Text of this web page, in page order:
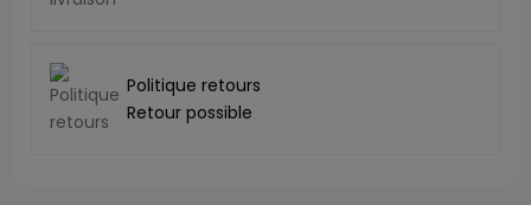
Politique retours
Retour possible